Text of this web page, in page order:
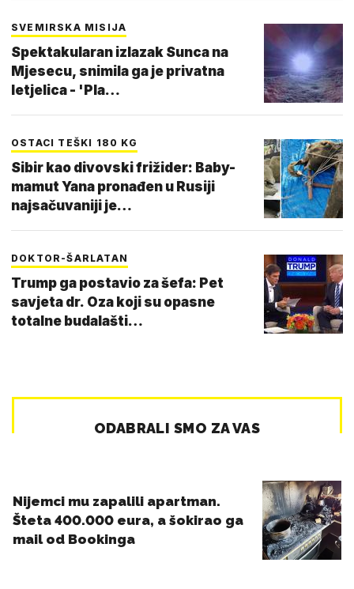
SVEMIRSKA MISIJA
Spektakularan izlazak Sunca na
Mjesecu, snimila ga je privatna
letjelica - 'Pla…
OSTACI TEŠKI 180 KG
Sibir kao divovski frižider: Baby-
mamut Yana pronađen u Rusiji
najsačuvaniji je…
DOKTOR-ŠARLATAN
Trump ga postavio za šefa: Pet
savjeta dr. Oza koji su opasne
totalne budalašti…